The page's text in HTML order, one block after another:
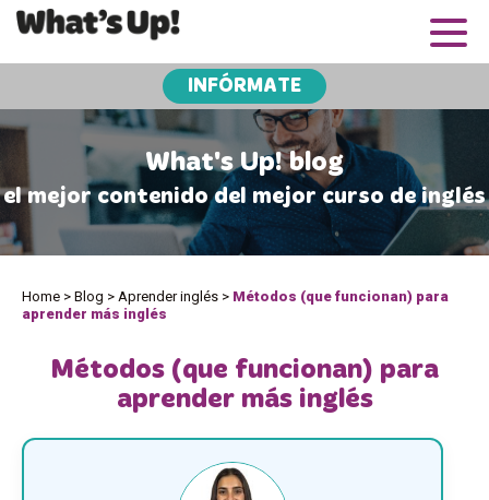
INFÓRMATE
What's Up! blog
el mejor contenido del mejor curso de inglés
Home > Blog > Aprender inglés > Métodos (que funcionan) para
aprender más inglés
Métodos (que funcionan) para
aprender más inglés